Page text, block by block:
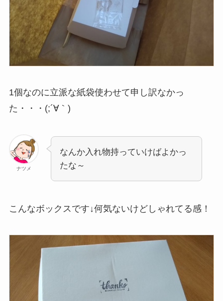
1個なのに立派な紙袋使わせて申し訳なかっ
た・・・(;´∀｀)
ナツメ
なんか入れ物持っていけばよかっ
たな～
こんなボックスです↓何気ないけどしゃれてる感！